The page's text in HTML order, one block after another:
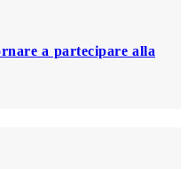
a partecipare alla